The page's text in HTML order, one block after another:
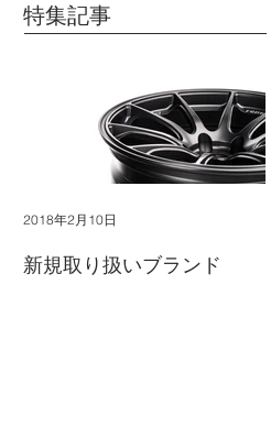
特集記事
新規取り扱いブランド
2018年2月10日